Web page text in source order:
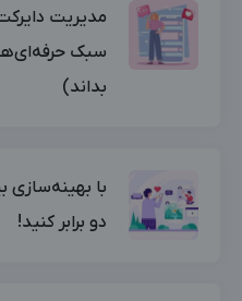
مدیریت
سبک
بداند)
با بهینه‌سازی
دو برابر کنید!